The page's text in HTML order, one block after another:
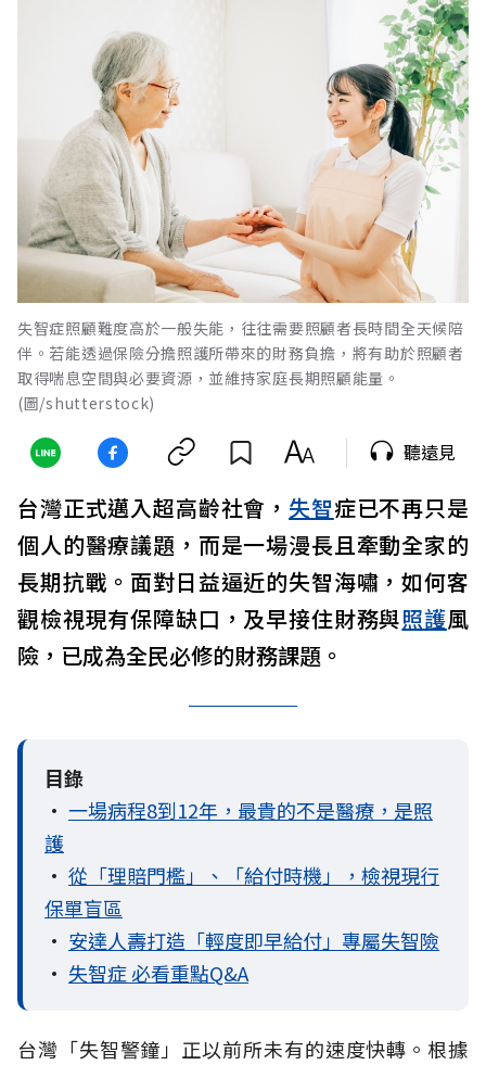
失智症照顧難度高於一般失能，往往需要照顧者長時間全天候陪
伴。若能透過保險分擔照護所帶來的財務負擔，將有助於照顧者
取得喘息空間與必要資源，並維持家庭長期照顧能量。
(圖/shutterstock)
聽遠見
台灣正式邁入超高齡社會， 失智症已不再只是
個人的醫療議題，而是一場漫長且牽動全家的
長期抗戰。面對日益逼近的失智海嘯，如何客
觀檢視現有保障缺口，及早接住財務與照護風
險，已成為全民必修的財務課題。
目錄
• 一場病程8到12年，最貴的不是醫療，是照
護
• 從「理賠門檻」、「給付時機」，檢視現行
保單盲區
• 安達人壽打造「輕度即早給付」專屬失智險
• 失智症 必看重點Q&A
台灣「失智警鐘」正以前所未有的速度快轉。根據